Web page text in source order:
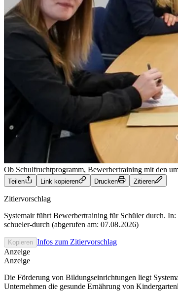
Ob Schulfruchtprogramm, Bewerbertraining mit den
Teilen Link kopieren Drucken Zitieren
Zitiervorschlag
Systemair führt Bewerbertraining für Schüler durch.
schueler-durch (abgerufen am: 07.08.2026)
Kopieren Infos zum Zitiervorschlag
Anzeige
Anzeige
Die Förderung von Bildungseinrichtungen liegt
Unternehmen die gesunde Ernährung von